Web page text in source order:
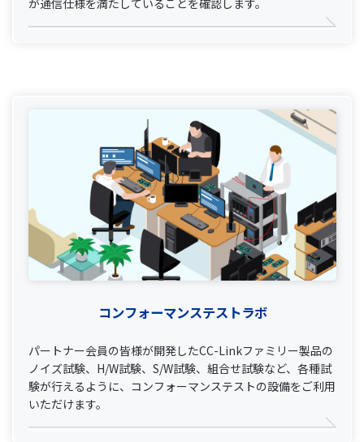
コンフォーマンステストラボ
パートナー会員の皆様が開発したCC-Linkファミリー製品の
ノイズ試験、H/W試験、S/W試験、組合せ試験など、各種試
験が行えるように、コンフォーマンステストの設備をご利用
いただけます。